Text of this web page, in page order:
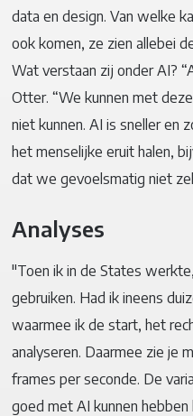
data en design. Van welke
ook komen, ze zien allebei
Wat verstaan zij onder AI?
Otter. “We kunnen met
niet kunnen. AI is sneller en
het menselijke eruit halen,
dat we gevoelsmatig niet
Analyses
"Toen ik in de States
gebruiken. Had ik ineens
waarmee ik de start, het
analyseren. Daarmee zie je
frames per seconde. De
goed met AI kunnen hebben